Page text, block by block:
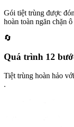
Gói tiệt trùng được
hoàn toàn ngăn chặn
🔄
Quá trình 12
Tiệt trùng hoàn hảo
.